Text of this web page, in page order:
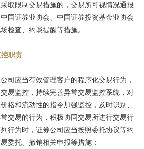
取限制交易措施的，交易所可视情况通报
国证券业协会、中国证券投资基金业协会
检查、约谈提醒等措施。
控职责
司应当有效管理客户的程序化交易行为，
易监控，持续完善异常交易监控系统，对
格和流动性的指令加强监控，及时识别、
交易的行为，积极协同交易所进行交易行
行为时，证券公司应当按照委托协议等约
委托、撤销相关申报等措施：